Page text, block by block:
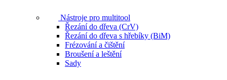
Nástroje pro multitool
Řezání do dřeva (CrV)
Řezání do dřeva s hřebíky (BiM)
Frézování a čištění
Broušení a leštění
Sady